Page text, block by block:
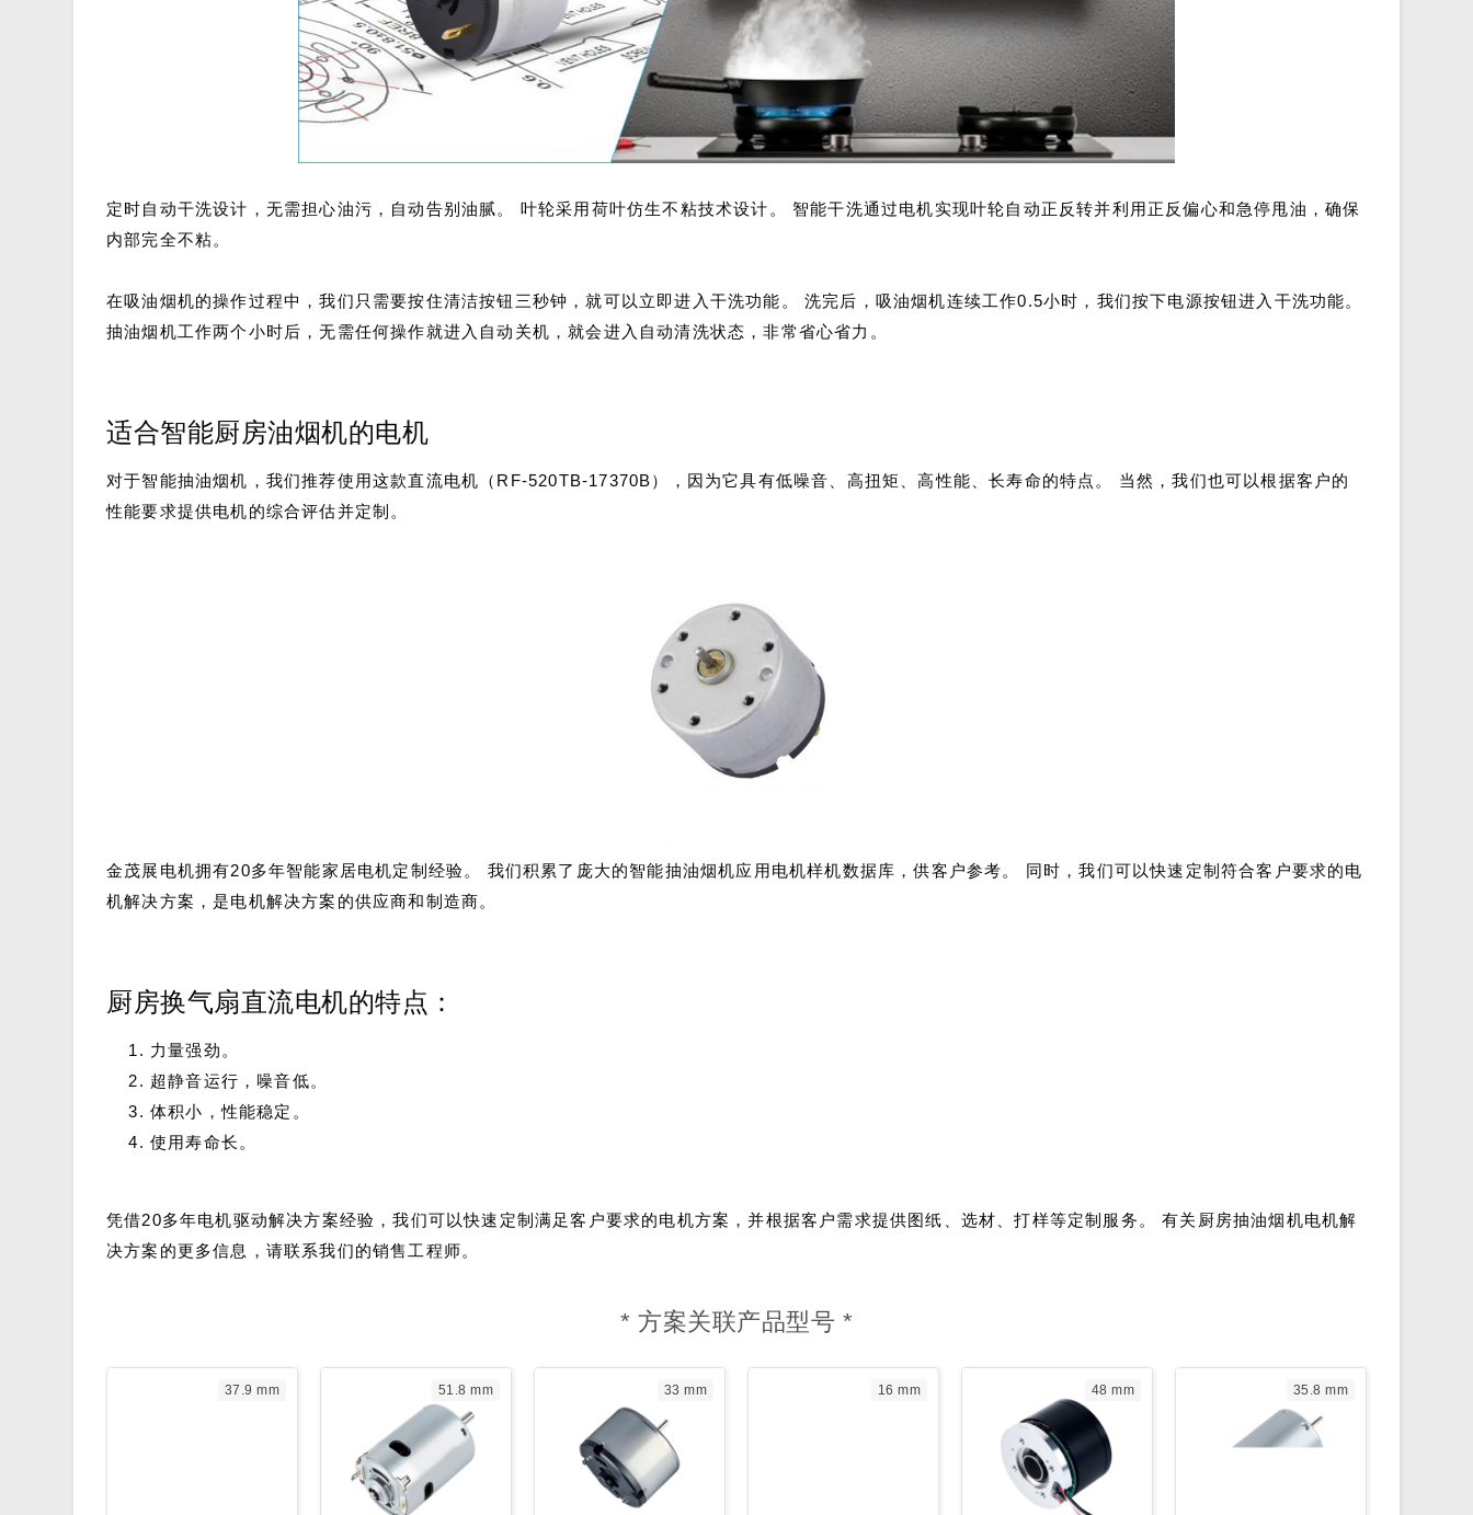
定时自动干洗设计，无需担心油污，自动告别油腻。 叶轮采用荷叶仿生不粘技术设计。 智能干洗通过电机实现叶轮自动正反转并利用正反偏心和急停甩油，确保
内部完全不粘。
在吸油烟机的操作过程中，我们只需要按住清洁按钮三秒钟，就可以立即进入干洗功能。 洗完后，吸油烟机连续工作0.5小时，我们按下电源按钮进入干洗功能。
抽油烟机工作两个小时后，无需任何操作就进入自动关机，就会进入自动清洗状态，非常省心省力。
适合智能厨房油烟机的电机
对于智能抽油烟机，我们推荐使用这款直流电机（RF-520TB-17370B），因为它具有低噪音、高扭矩、高性能、长寿命的特点。 当然，我们也可以根据客户的
性能要求提供电机的综合评估并定制。
金茂展电机拥有20多年智能家居电机定制经验。 我们积累了庞大的智能抽油烟机应用电机样机数据库，供客户参考。 同时，我们可以快速定制符合客户要求的电
机解决方案，是电机解决方案的供应商和制造商。
厨房换气扇直流电机的特点：
力量强劲。
超静音运行，噪音低。
体积小，性能稳定。
使用寿命长。
凭借20多年电机驱动解决方案经验，我们可以快速定制满足客户要求的电机方案，并根据客户需求提供图纸、选材、打样等定制服务。 有关厨房抽油烟机电机解
决方案的更多信息，请联系我们的销售工程师。
* 方案关联产品型号 *
37.9 mm 51.8 mm 33 mm 16 mm 48 mm 35.8 mm